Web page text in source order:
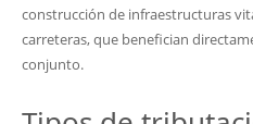
construcción de infraestructuras
carreteras, que benefician
conjunto.